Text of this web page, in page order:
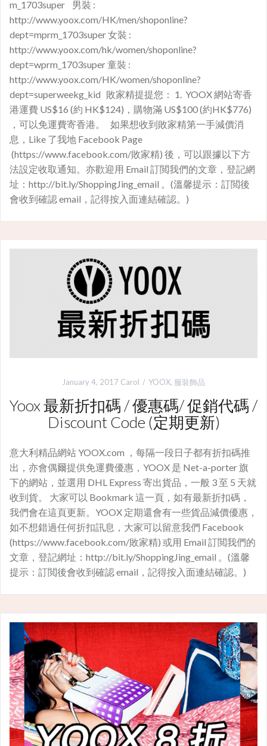
m_1703super ​ 男裝 :
http://www.yoox.com/HK/men/shoponline?
dept=mprm_1703super 女裝 :
http://www.yoox.com/hk/women/shoponline?
dept=wprm_1703super 童裝 :
http://www.yoox.com/HK/women/shoponline?
dept=superweekg_kid 敗家精提提您： 1. YOOX 網站寄香
港運費 US$16 (約 HK$124)，購物滿 US$100 (約HK$776)
，可以免運費寄香港。 如果想收到敗家精第一手減價消
息，Like 了我地 Facebook Page
(https://www.facebook.com/敗家精) 後，可以跟據以下方
法設定收取通知。亦歡迎用 Email 訂閲我們的文章，登記網
址：http://bit.ly/ShoppingJing_email 。(溫馨提示：訂閲後
會收到確認 email，記得按入面連結確認。)
January 4, 2017 Carol YOOX, 服裝飾品
Yoox 最新折扣碼 / 優惠碼/ 促銷代碼 /
Discount Code (定期更新)
意大利精品網站 YOOX.com ，每隔一段日子都有折扣碼推
出，亦會偶爾提供免運費優惠，YOOX 是 Net-a-porter 旗
下的網站，並選用 DHL Express 寄出貨品，一般 3 至 5 天就
收到貨。 大家可以 Bookmark 這一頁，如有最新折扣碼，
我們會在這頁更新。YOOX 定期還會有一些貨品減價優惠，
如不想錯過任何折扣訊息，大家可以留意我們 Facebook
(https://www.facebook.com/敗家精) 或用 Email 訂閲我們的
文章，登記網址：http://bit.ly/ShoppingJing_email 。(溫馨
提示：訂閲後會收到確認 email，記得按入面連結確認。)